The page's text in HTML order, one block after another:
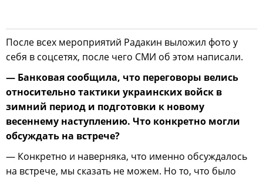
После всех мероприятий Радакин выложил фото у
себя в соцсетях, после чего СМИ об этом написали.
— Банковая сообщила, что переговоры велись
относительно тактики украинских войск в
зимний период и подготовки к новому
весеннему наступлению. Что конкретно могли
обсуждать на встрече?
— Конкретно и наверняка, что именно обсуждалось
на встрече, мы сказать не можем. Но то, что было